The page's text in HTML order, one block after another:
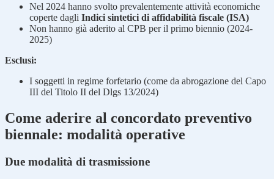
Nel 2024 hanno svolto prevalentemente attività economiche
coperte dagli Indici sintetici di affidabilità fiscale (ISA)
Non hanno già aderito al CPB per il primo biennio (2024-
2025)
Esclusi:
I soggetti in regime forfetario (come da abrogazione del Capo
III del Titolo II del Dlgs 13/2024)
Come aderire al concordato preventivo
biennale: modalità operative
Due modalità di trasmissione